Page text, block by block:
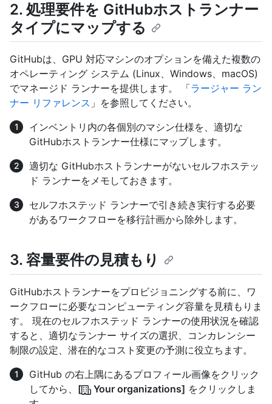
2. 処理要件を GitHubホストランナー
タイプにマップする
GitHubは、GPU 対応マシンのオプションを備えた複数の
オペレーティング システム (Linux、Windows、macOS)
でマネージド ランナーを提供します。 「ラージャー ラン
ナー リファレンス 」を参照してください。
インベントリ内の各個別のマシン仕様を、適切な
GitHubホストランナー仕様にマップします。
適切な GitHubホストランナーがないセルフホステッ
ド ランナーをメモしておきます。
セルフホステッド ランナーで引き続き実行する必要
があるワークフローを移行計画から除外します。
3. 容量要件の見積もり
GitHubホストランナーをプロビジョニングする前に、ワ
ークフローに必要なコンピューティング容量を見積もりま
す。 現在のセルフホステッド ランナーの使用状況を確認
すると、適切なランナー サイズの選択、コンカレンシー
制限の設定、潜在的なコスト変更の予測に役立ちます。
GitHub の右上隅にあるプロフィール画像をクリック
してから、 [ Your organizations] をクリックしま